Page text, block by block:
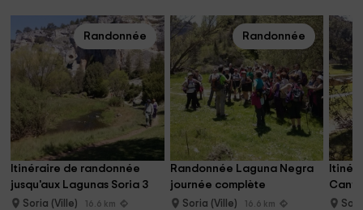
Randonnée
Itinéraire de randonnée
jusqu'aux Lagunas Soria 3
heures
Soria (Ville) 16.6 km
Randonnée
Randonnée Laguna Negra
journée complète
Soria (Ville) 16.6 km
Soria